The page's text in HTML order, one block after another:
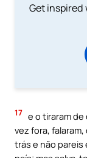
Get
17 e o tiraram de
vez fora,
trás e não